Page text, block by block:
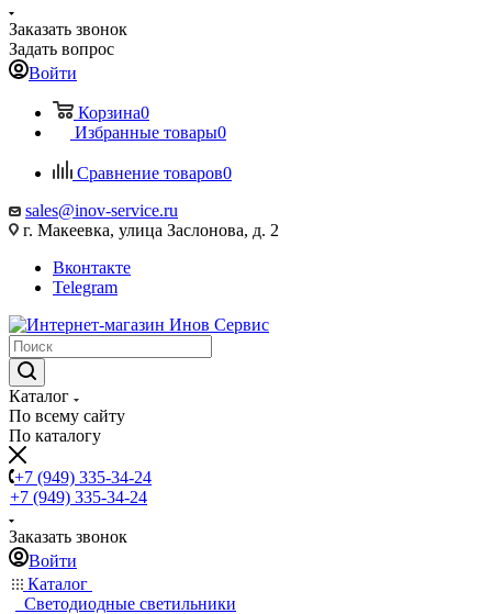
Заказать звонок
Задать вопрос
Войти
Корзина0
Избранные товары0
Сравнение товаров0
sales@inov-service.ru
г. Макеевка, улица Заслонова, д. 2
Вконтакте
Telegram
Каталог
По всему сайту
По каталогу
+7 (949) 335-34-24
+7 (949) 335-34-24
Заказать звонок
Войти
Каталог
Светодиодные светильники